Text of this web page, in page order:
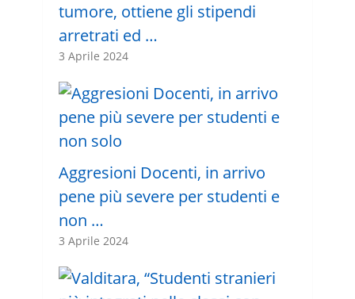
tumore, ottiene gli stipendi
arretrati ed …
3 Aprile 2024
Aggresioni Docenti, in arrivo
pene più severe per studenti e
non …
3 Aprile 2024